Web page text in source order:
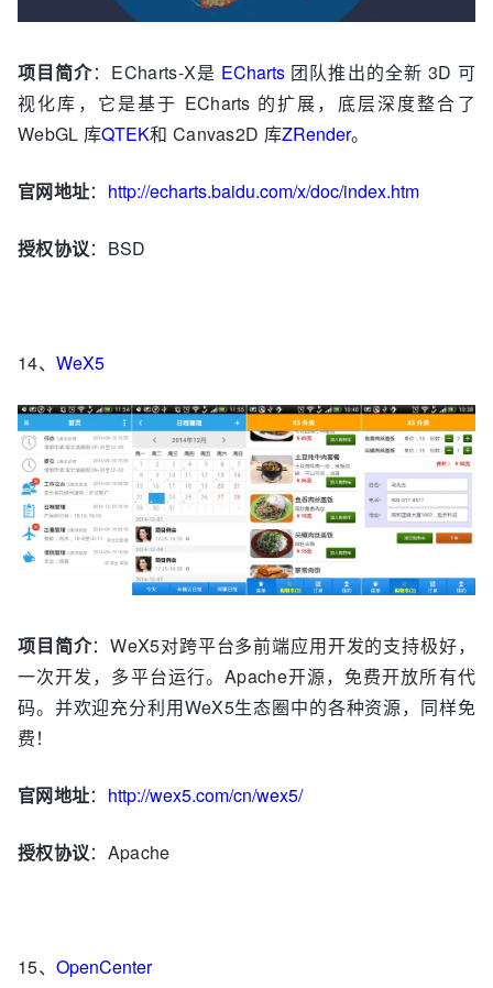
项目简介：ECharts-X是 ECharts 团队推出的全新 3D 可
视化库，它是基于 ECharts 的扩展，底层深度整合了
WebGL 库QTEK和 Canvas2D 库ZRender。
官网地址： http://echarts.baidu.com/x/doc/index.htm
授权协议：BSD
14、 WeX5
项目简介：WeX5对跨平台多前端应用开发的支持极好，
一次开发，多平台运行。Apache开源，免费开放所有代
码。并欢迎充分利用WeX5生态圈中的各种资源，同样免
费！
官网地址： http://wex5.com/cn/wex5/
授权协议：Apache
15、 OpenCenter